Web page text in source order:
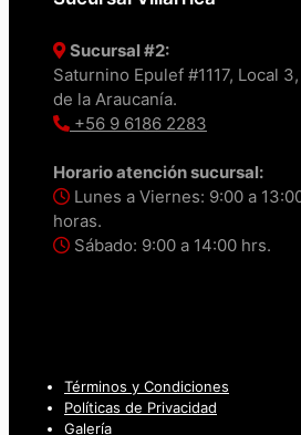
Sucursal #2:
Saturnino Epulef #1117, Local
de la Araucanía.
+56 9 6186 2283
Horario atención sucursal:
Lunes a Viernes: 9:00 a
horas.
Sábado: 9:00 a 14:00 hrs.
Términos y Condiciones
Políticas de Privacidad
Galería